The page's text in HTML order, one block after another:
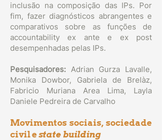
inclusão na composição das IPs. Por
fim, fazer diagnósticos abrangentes e
comparativos sobre as funções de
accountability ex ante e ex post
desempenhadas pelas IPs.
Pesquisadores: Adrian Gurza Lavalle,
Monika Dowbor, Gabriela de Brelàz,
Fabricio Muriana Area Lima, Layla
Daniele Pedreira de Carvalho
Movimentos sociais, sociedade
civil estate building